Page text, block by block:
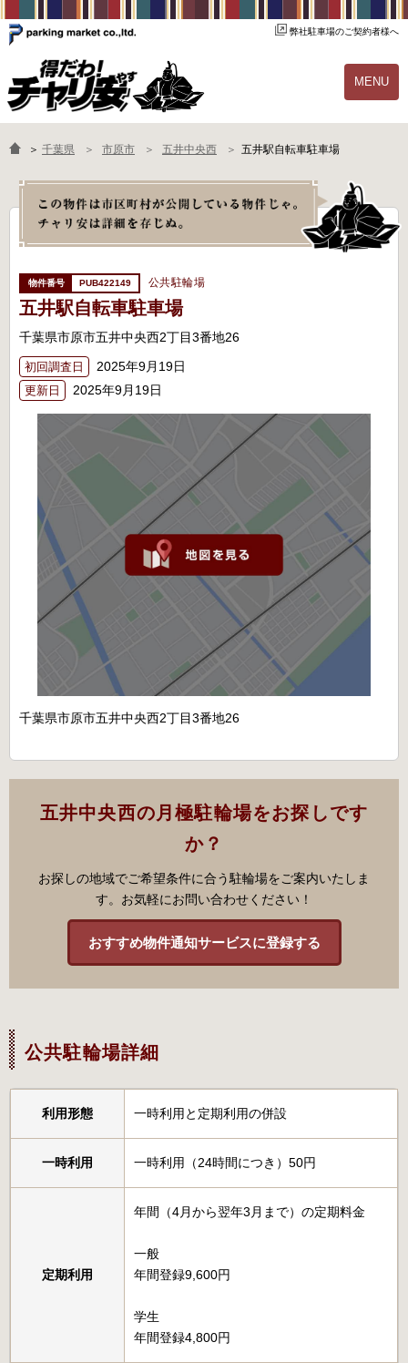
弊社駐車場のご契約者様へ
MENU
物件一覧 ご契約の流れ
よくあるご質問 駐輪場オーナー様へ
＞ 千葉県 市原市 五井中央西 五井駅自転車駐車場
PUB422149 公共駐輪場
五井駅自転車駐車場
千葉県市原市五井中央西2丁目3番地26
初回調査日 2025年9月19日
更新日 2025年9月19日
千葉県市原市五井中央西2丁目3番地26
五井中央西の月極駐輪場をお探しです
か？
お探しの地域でご希望条件に合う駐輪場をご案内いたしま
す。お気軽にお問い合わせください！
おすすめ物件通知サービスに登録する
公共駐輪場詳細
利用形態 一時利用と定期利用の併設
一時利用 一時利用（24時間につき）50円
定期利用
年間（4月から翌年3月まで）の定期料金
一般
年間登録9,600円
学生
年間登録4,800円